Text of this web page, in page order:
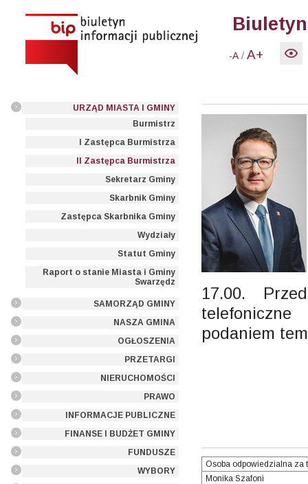
-A /A+
URZĄD MIASTA I GMINY
Burmistrz
I Zastępca Burmistrza
II Zastępca Burmistrza
Sekretarz Gminy
Skarbnik Gminy
Zastępca Skarbnika Gminy
Wydziały
Statut Gminy
Raport o stanie Miasta i Gminy
Swarzędz
SAMORZĄD GMINY
NASZA GMINA
OGŁOSZENIA
PRZETARGI
NIERUCHOMOŚCI
PRAWO
INFORMACJE PUBLICZNE
FINANSE I BUDŻET GMINY
FUNDUSZE
WYBORY
17.00.
podaniem
Osoba odpowiedzialna za
Monika Szafoni